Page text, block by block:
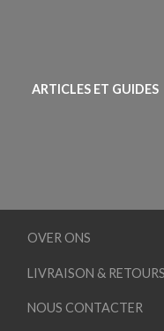
ARTICLES ET GUIDES
OVER ONS
LIVRAISON & RETOURS
NOUS CONTACTER